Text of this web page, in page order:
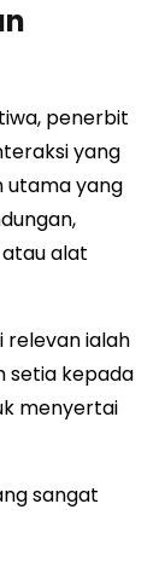
penerbit
yang
utama yang
alat
relevan ialah
setia kepada
menyertai
sangat